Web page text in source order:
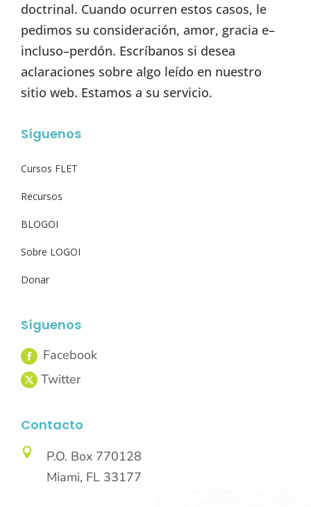
doctrinal. Cuando ocurren estos casos, le
pedimos su consideración, amor, gracia e–
incluso–perdón. Escríbanos si desea
aclaraciones sobre algo leído en nuestro
sitio web. Estamos a su servicio.
Síguenos
Cursos FLET
Recursos
BLOGOI
Sobre LOGOI
Donar
Síguenos
Contacto

P.O. Box 770128
Miami, FL 33177